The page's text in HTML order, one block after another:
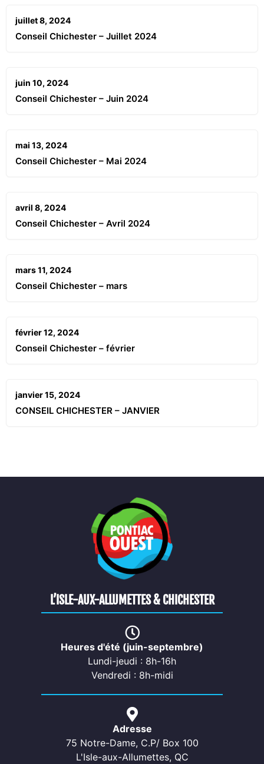
juillet 8, 2024
Conseil Chichester – Juillet 2024
juin 10, 2024
Conseil Chichester – Juin 2024
mai 13, 2024
Conseil Chichester – Mai 2024
avril 8, 2024
Conseil Chichester – Avril 2024
mars 11, 2024
Conseil Chichester – mars
février 12, 2024
Conseil Chichester – février
janvier 15, 2024
CONSEIL CHICHESTER – JANVIER
L’ISLE-AUX-ALLUMETTES & CHICHESTER
Heures d'été (juin-septembre)
Lundi-jeudi : 8h-16h
Vendredi : 8h-midi
Adresse
75 Notre-Dame, C.P/ Box 100
L'Isle-aux-Allumettes, QC